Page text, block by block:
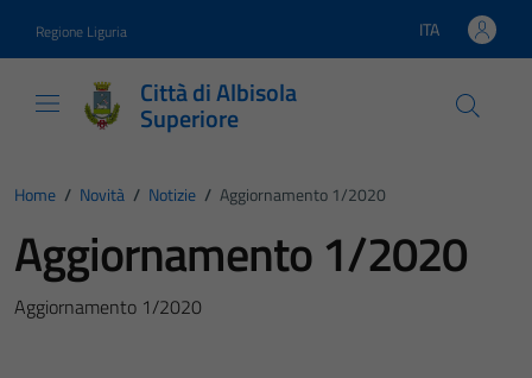
Regione Liguria Lingua attiva:
ITA
Città di Albisola
Superiore
Home / Novità / Notizie / Aggiornamento 1/2020
Aggiornamento 1/2020
Aggiornamento 1/2020